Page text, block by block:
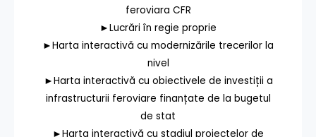
feroviara CFR
►Lucrări în regie proprie
►Harta interactivă cu modernizările trecerilor la
nivel
►Harta interactivă cu obiectivele de investiții a
infrastructurii feroviare finanțate de la bugetul
de stat
►Harta interactivă cu stadiul proiectelor de